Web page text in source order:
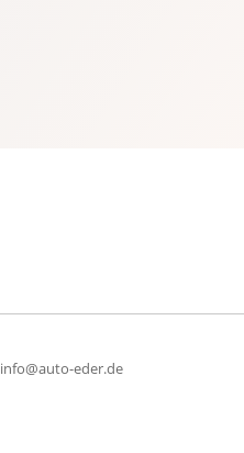
info@auto-eder.de